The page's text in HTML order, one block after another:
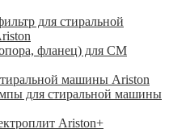
для стиральной
фланец) для СМ
машины Ariston
для стиральной машины
Ariston+